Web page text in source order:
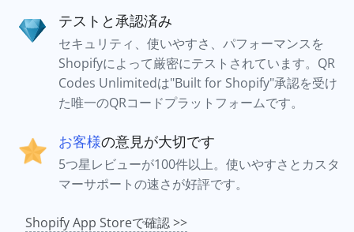
テストと承認済み
セキュリティ、使いやすさ、パフォーマンスを
Shopifyによって厳密にテストされています。QR
Codes Unlimitedは"Built for Shopify"承認を受け
た唯一のQRコードプラットフォームです。
お客様の意見が大切です
5つ星レビューが100件以上。使いやすさとカスタ
マーサポートの速さが好評です。
Shopify App Storeで確認 >>